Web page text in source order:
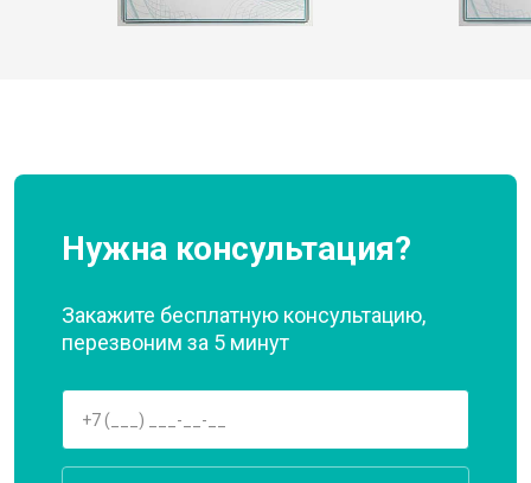
Нужна консультация?
Закажите бесплатную консультацию,
перезвоним за 5 минут